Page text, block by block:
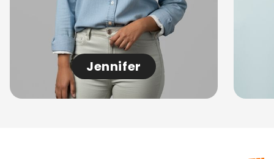
Jennifer